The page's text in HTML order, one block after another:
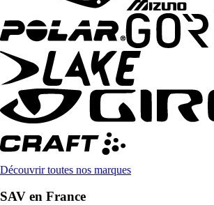
Découvrir toutes nos marques
SAV en France